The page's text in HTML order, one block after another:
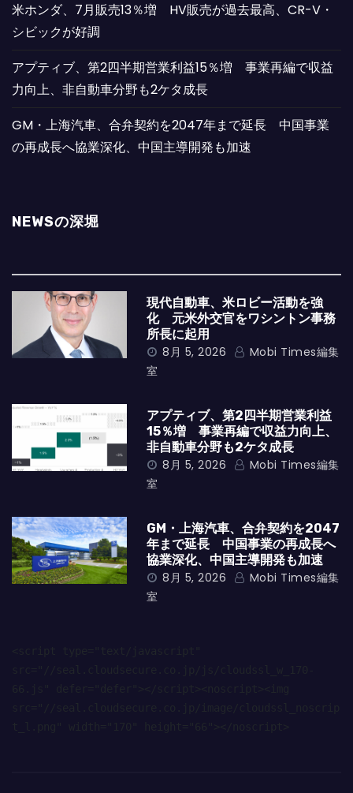
米ホンダ、7月販売13％増 HV販売が過去最高、CR-V・
シビックが好調
アプティブ、第2四半期営業利益15％増 事業再編で収益
力向上、非自動車分野も2ケタ成長
GM・上海汽車、合弁契約を2047年まで延長 中国事業
の再成長へ協業深化、中国主導開発も加速
NEWSの深堀
現代自動車、米ロビー活動を強
化 元米外交官をワシントン事務
所長に起用
8月 5, 2026
Mobi Times編集
室
アプティブ、第2四半期営業利益
15％増 事業再編で収益力向上、
非自動車分野も2ケタ成長
8月 5, 2026
Mobi Times編集
室
GM・上海汽車、合弁契約を2047
年まで延長 中国事業の再成長へ
協業深化、中国主導開発も加速
8月 5, 2026
Mobi Times編集
室